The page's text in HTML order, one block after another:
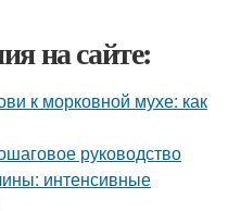
на сайте:
к морковной мухе: как
руководство
интенсивные